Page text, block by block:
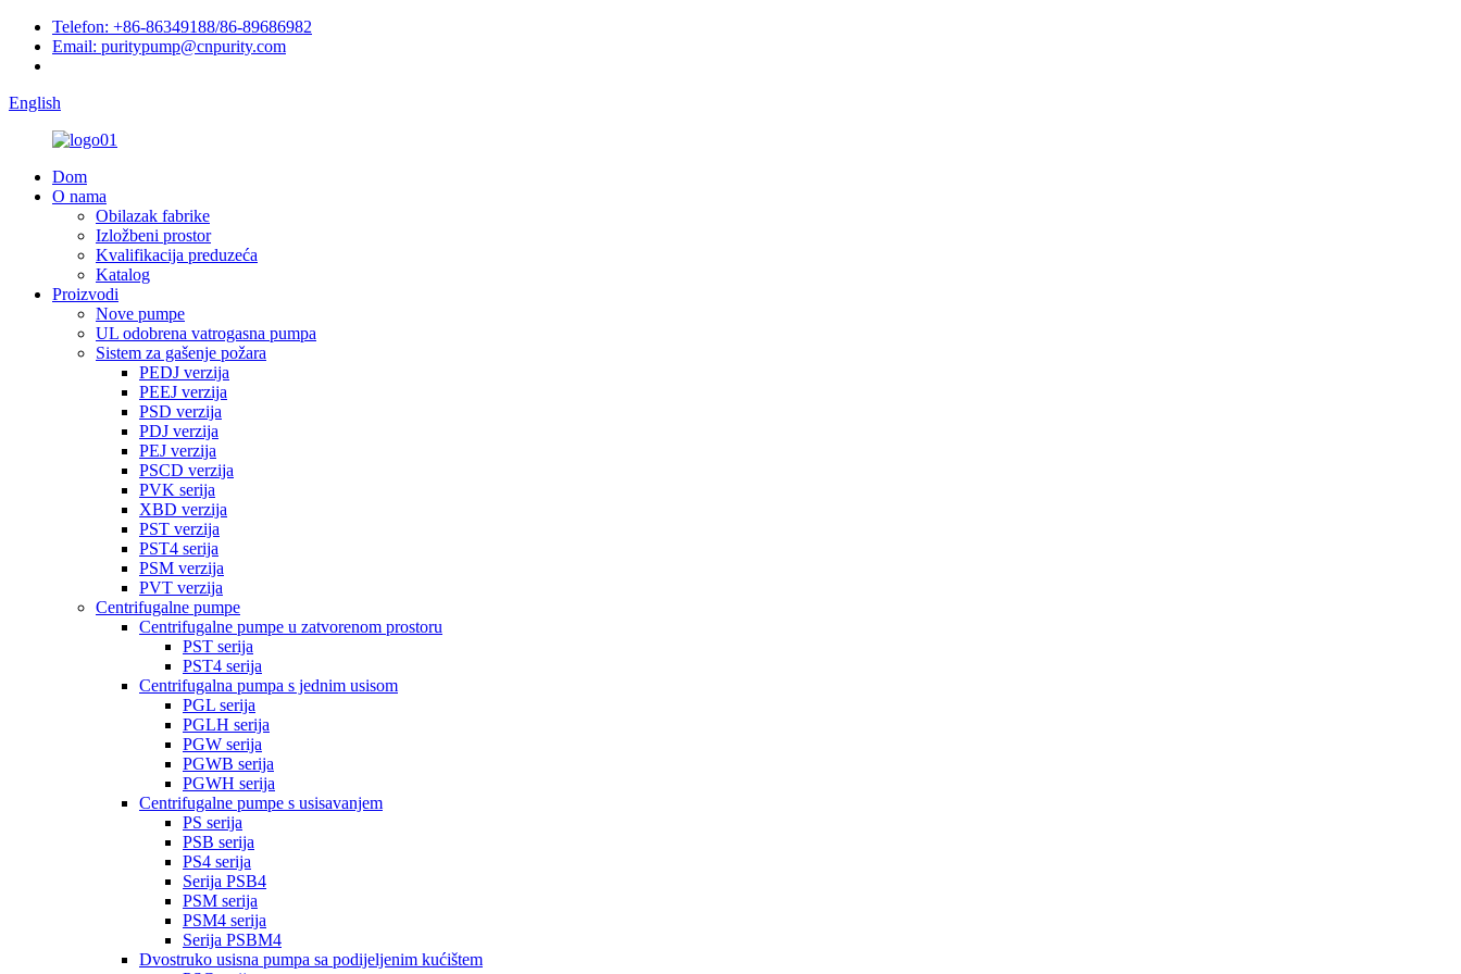
Telefon: +86-86349188/86-89686982
Email: puritypump@cnpurity.com
English
Dom
O nama
Obilazak fabrike
Izložbeni prostor
Kvalifikacija preduzeća
Katalog
Proizvodi
Nove pumpe
UL odobrena vatrogasna pumpa
Sistem za gašenje požara
PEDJ verzija
PEEJ verzija
PSD verzija
PDJ verzija
PEJ verzija
PSCD verzija
PVK serija
XBD verzija
PST verzija
PST4 serija
PSM verzija
PVT verzija
Centrifugalne pumpe
Centrifugalne pumpe u zatvorenom prostoru
PST serija
PST4 serija
Centrifugalna pumpa s jednim usisom
PGL serija
PGLH serija
PGW serija
PGWB serija
PGWH serija
Centrifugalne pumpe s usisavanjem
PS serija
PSB serija
PS4 serija
Serija PSB4
PSM serija
PSM4 serija
Serija PSBM4
Dvostruko usisna pumpa sa podijeljenim kućištem